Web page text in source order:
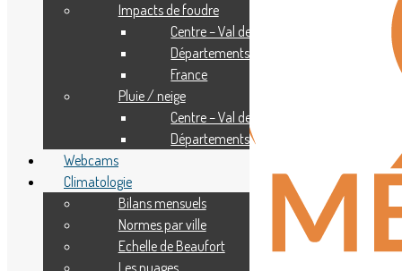
Impacts de foudre
Centre – Val de Loire
Départements
France
Pluie / neige
Centre – Val de Loire
Départements
Webcams
Climatologie
Bilans mensuels
Normes par ville
Echelle de Beaufort
Les nuages